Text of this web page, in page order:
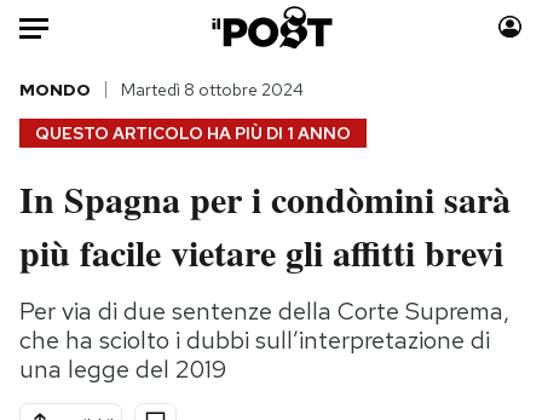
Auto
HOME
Italia
Politica
Tecnologia
Internet
Scienza
Cultura
Moda
Consumismi
Storie/Idee
Ok Boomer!
QUESTO ARTICOLO HA PIÙ DI 1 ANNO
MONDO Martedì 8 ottobre 2024
In Spagna per i condòmini sarà
più facile vietare gli affitti brevi
Per via di due sentenze della Corte Suprema,
che ha sciolto i dubbi sull’interpretazione di
una legge del 2019